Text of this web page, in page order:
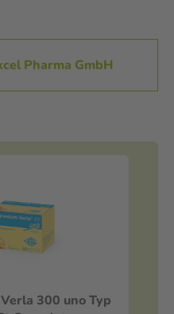
Pharma GmbH
300 uno Typ